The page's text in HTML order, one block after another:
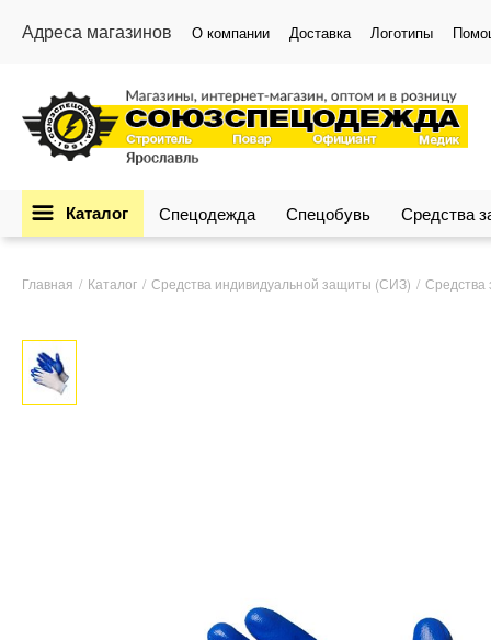
Адреса магазинов О компании Доставка Логотипы
Каталог Спецодежда Спецобувь Средства
Главная Каталог Средства индивидуальной защиты (СИЗ) Средства